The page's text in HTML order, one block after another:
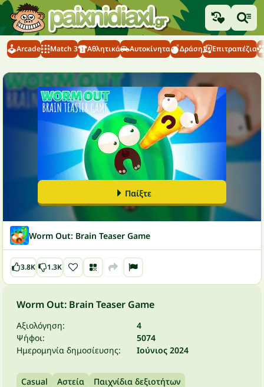
Arcade Match 3 Αθλητικά Αυτοκίνητα Δράση Επιτραπέζια
Παίξτε
Worm Out: Brain Teaser Game
3.8K 1.3K
Worm Out: Brain Teaser Game
Αξιολόγηση:
4
Ψήφοι:
5074
Ημερομηνία δημοσίευσης:
Ιούνιος 2024
Casual Αστεία
Παιχνίδια δεξιοτήτων